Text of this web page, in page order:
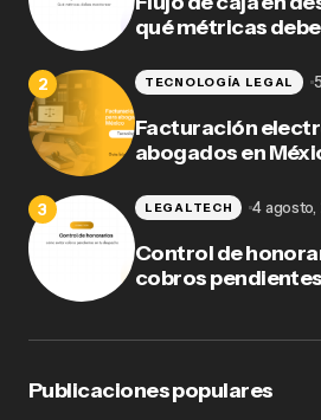
qué métricas
Facturación
abogados en
TECNOLOGÍA LEGAL
Control de
cobros
LEGALTECH 4 agosto,
Publicaciones populares